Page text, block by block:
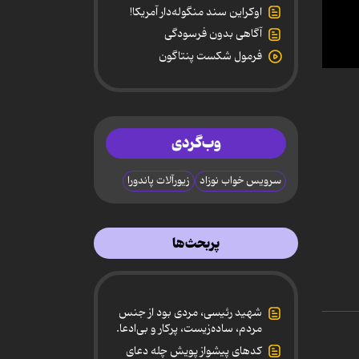
0
اوکراین سند منگوله‌دار آمریکا!
آگاهی بدون فرسودگی
فرمول شکست پنتاگون
وب‌گردی
سرویس خواب نوزاد زیورآلات پاندورا
پربحث‌ها
شهید رئیسی، مردی بود از جنس
مردم، ساده‌زیست، پرکار و بی‌ادعا.
کدهای پیشواز پویش چله دعای